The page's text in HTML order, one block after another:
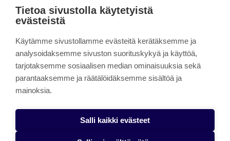
päättynyt 11.9.2023.
About the site
Käyttöehdot
Saavutettavuusseloste
Alasottoilmoitus
Tietoa sivustolla käytetyistä
evästeistä
Käytämme sivustollamme evästeitä kerätäksemme ja
analysoidaksemme sivuston suorituskykyä ja käyttöä,
tarjotaksemme sosiaalisen median ominaisuuksia sekä
parantaaksemme ja räätälöidäksemme sisältöä ja
mainoksia.
Salli kaikki evästeet